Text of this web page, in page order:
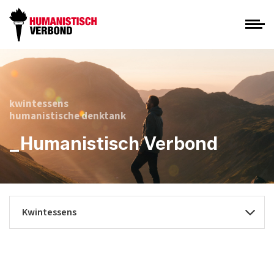
kwintessens
humanistische denktank
_Humanistisch Verbond